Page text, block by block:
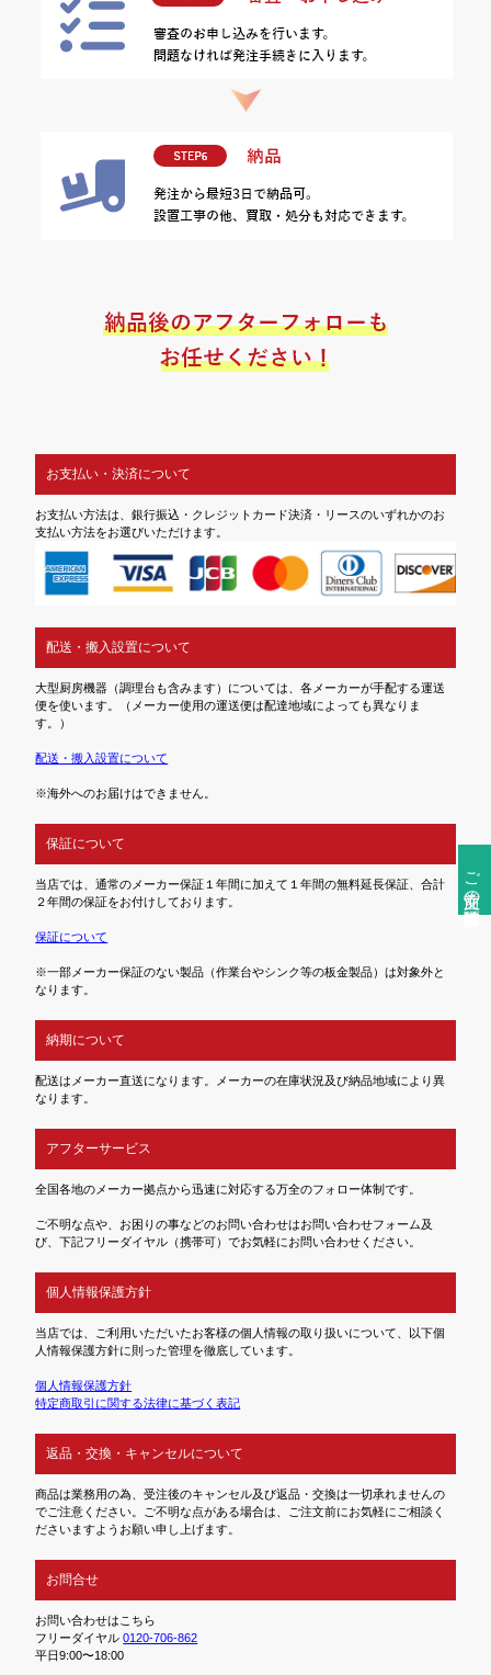
ご注文前の確認事項
お支払い・決済について
お支払い方法は、銀行振込・クレジットカード決済・リースのいずれかのお
支払い方法をお選びいただけます。
配送・搬入設置について
大型厨房機器（調理台も含みます）については、各メーカーが手配する運送
便を使います。（メーカー使用の運送便は配達地域によっても異なりま
す。）
配送・搬入設置について
※海外へのお届けはできません。
保証について
当店では、通常のメーカー保証１年間に加えて１年間の無料延長保証、合計
２年間の保証をお付けしております。
保証について
※一部メーカー保証のない製品（作業台やシンク等の板金製品）は対象外と
なります。
納期について
配送はメーカー直送になります。メーカーの在庫状況及び納品地域により異
なります。
アフターサービス
全国各地のメーカー拠点から迅速に対応する万全のフォロー体制です。
ご不明な点や、お困りの事などのお問い合わせはお問い合わせフォーム及
び、下記フリーダイヤル（携帯可）でお気軽にお問い合わせください。
個人情報保護方針
当店では、ご利用いただいたお客様の個人情報の取り扱いについて、以下個
人情報保護方針に則った管理を徹底しています。
個人情報保護方針
特定商取引に関する法律に基づく表記
返品・交換・キャンセルについて
商品は業務用の為、受注後のキャンセル及び返品・交換は一切承れませんの
でご注意ください。ご不明な点がある場合は、ご注文前にお気軽にご相談く
ださいますようお願い申し上げます。
お問合せ
お問い合わせはこちら
フリーダイヤル0120-706-862
平日9:00〜18:00